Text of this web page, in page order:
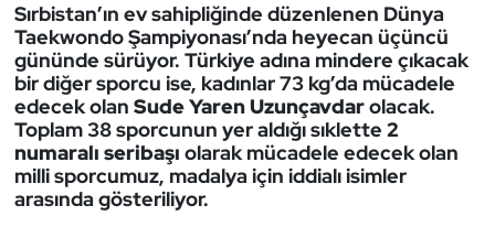
Sırbistan’ın ev sahipliğinde düzenlenen Dünya
Taekwondo Şampiyonası’nda heyecan üçüncü
gününde sürüyor. Türkiye adına mindere çıkacak
bir diğer sporcu ise, kadınlar 73 kg’da mücadele
edecek olan Sude Yaren Uzunçavdarolacak.
Toplam 38 sporcunun yer aldığı sıklette 2
numaralı seribaşı olarak mücadele edecek olan
milli sporcumuz, madalya için iddialı isimler
arasında gösteriliyor.
Dövüş Sanatı
E-Spor
Eskrim
Futbol